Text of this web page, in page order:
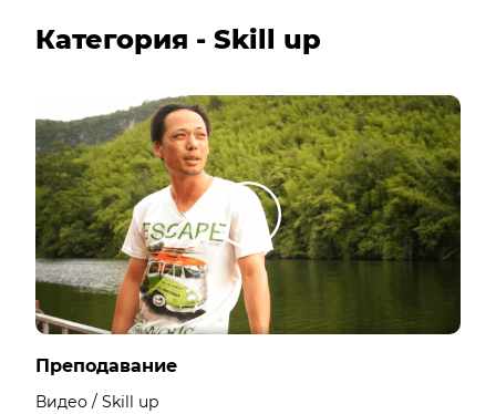
Категория - Skill up
Преподавание
Видео / Skill up